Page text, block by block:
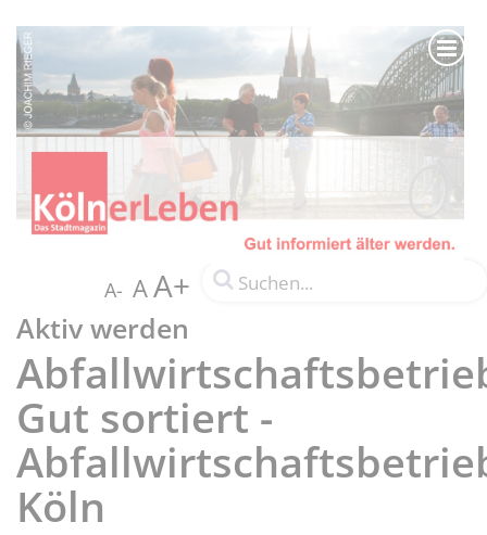
A- AA+
Aktiv werden
Gut sortiert -
Köln